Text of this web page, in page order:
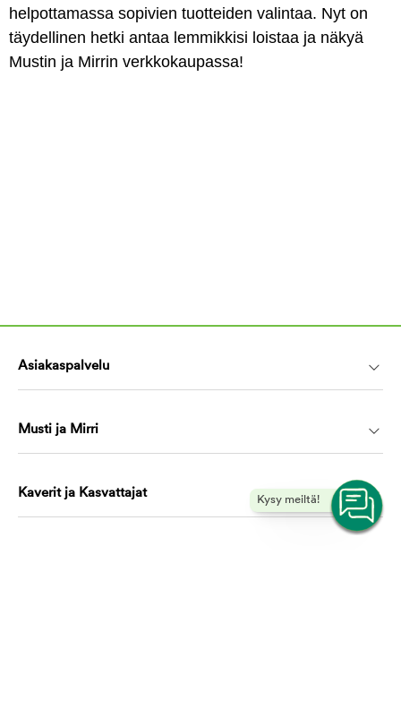
helpottamassa sopivien tuotteiden valintaa. Nyt on
täydellinen hetki antaa lemmikkisi loistaa ja näkyä
Mustin ja Mirrin verkkokaupassa!
Kysy meiltä!
Asiakaspalvelu
Musti ja Mirri
Kaverit ja Kasvattajat